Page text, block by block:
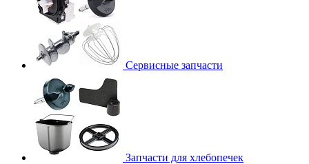
Сервисные запчасти
Запчасти для хлебопечек